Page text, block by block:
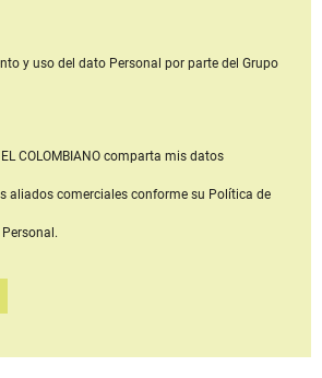
y uso del dato Personal por parte del Grupo
COLOMBIANOcomparta mis datos
aliados comerciales conforme su Política de